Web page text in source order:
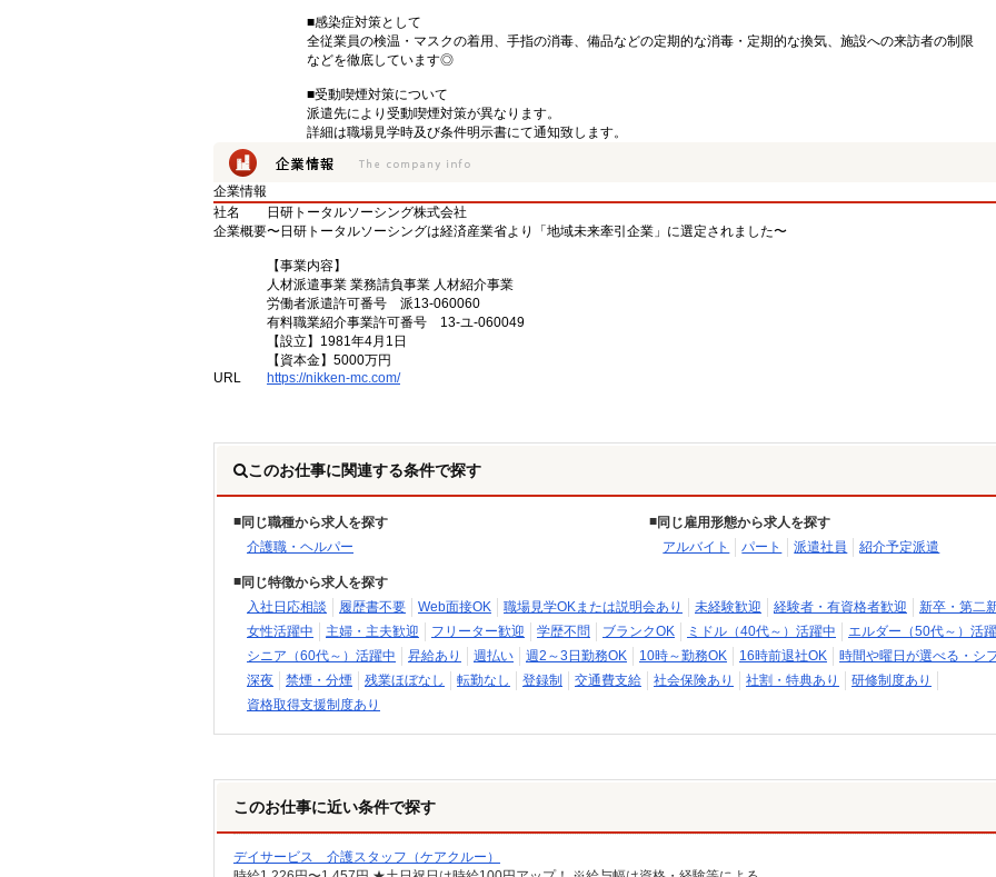
■感染症対策として
全従業員の検温・マスクの着用、手指の消毒、備品などの定期的な消毒・定期的な換気、施設への来訪者の制限
などを徹底しています◎
■受動喫煙対策について
派遣先により受動喫煙対策が異なります。
詳細は職場見学時及び条件明示書にて通知致します。
企業情報
社名
日研トータルソーシング株式会社
企業概要〜日研トータルソーシングは経済産業省より「地域未来牽引企業」に選定されました〜
【事業内容】
人材派遣事業 業務請負事業 人材紹介事業
労働者派遣許可番号 派13-060060
有料職業紹介事業許可番号 13-ユ-060049
【設立】1981年4月1日
【資本金】5000万円
URL
https://nikken-mc.com/
このお仕事に関連する条件で探す
同じ職種から求人を探す
介護職・ヘルパー
同じ雇用形態から求人を探す
アルバイト
パート 派遣社員 紹介予定派遣
同じ特徴から求人を探す
入社日応相談
履歴書不要 Web面接OK 職場見学OKまたは説明会あり 未経験歓迎 経験者・有資格者歓迎
新卒・第二
女性活躍中
主婦・主夫歓迎 フリーター歓迎 学歴不問 ブランクOK ミドル（40代～）活躍中
エルダー（50代～）活
シニア（60代～）活躍中
昇給あり 週払い 週2～3日勤務OK 10時～勤務OK 16時前退社OK
時間や曜日が選べる・シ
深夜
禁煙・分煙 残業ほぼなし 転勤なし 登録制 交通費支給 社会保険あり 社割・特典あり
研修制度あり
資格取得支援制度あり
このお仕事に近い条件で探す
デイサービス 介護スタッフ（ケアクルー）